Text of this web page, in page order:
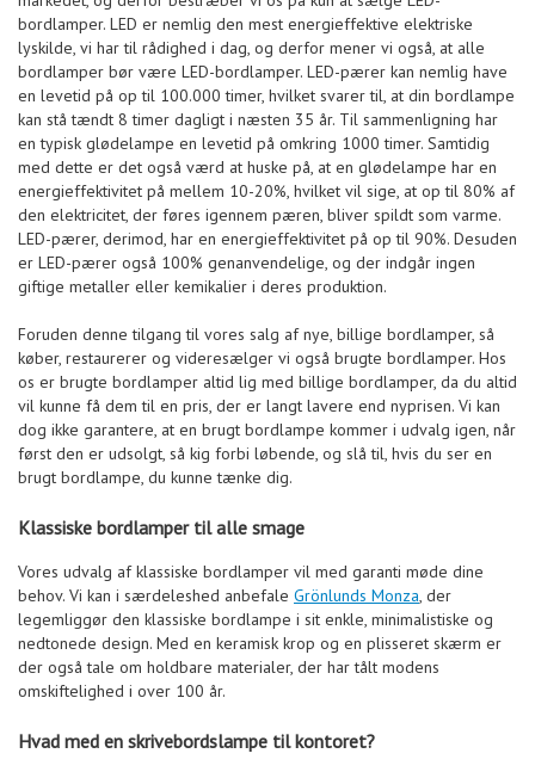
bordlamper. LED er nemlig den mest energieffektive elektriske
lyskilde, vi har til rådighed i dag, og derfor mener vi også, at alle
bordlamper bør være LED-bordlamper. LED-pærer kan nemlig have
en levetid på op til 100.000 timer, hvilket svarer til, at din bordlampe
kan stå tændt 8 timer dagligt i næsten 35 år. Til sammenligning har
en typisk glødelampe en levetid på omkring 1000 timer. Samtidig
med dette er det også værd at huske på, at en glødelampe har en
energieffektivitet på mellem 10-20%, hvilket vil sige, at op til 80% af
den elektricitet, der føres igennem pæren, bliver spildt som varme.
LED-pærer, derimod, har en energieffektivitet på op til 90%. Desuden
er LED-pærer også 100% genanvendelige, og der indgår ingen
giftige metaller eller kemikalier i deres produktion.
Foruden denne tilgang til vores salg af nye, billige bordlamper, så
køber, restaurerer og videresælger vi også brugte bordlamper. Hos
os er brugte bordlamper altid lig med billige bordlamper, da du altid
vil kunne få dem til en pris, der er langt lavere end nyprisen. Vi kan
dog ikke garantere, at en brugt bordlampe kommer i udvalg igen, når
først den er udsolgt, så kig forbi løbende, og slå til, hvis du ser en
brugt bordlampe, du kunne tænke dig.
Klassiske bordlamper til alle smage
Vores udvalg af klassiske bordlamper vil med garanti møde dine
behov. Vi kan i særdeleshed anbefale Grönlunds Monza, der
legemliggør den klassiske bordlampe i sit enkle, minimalistiske og
nedtonede design. Med en keramisk krop og en plisseret skærm er
der også tale om holdbare materialer, der har tålt modens
omskiftelighed i over 100 år.
Hvad med en skrivebordslampe til kontoret?